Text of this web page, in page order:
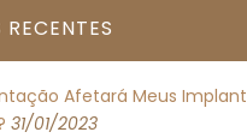
RECENTES
Afetará Meus
31/01/2023